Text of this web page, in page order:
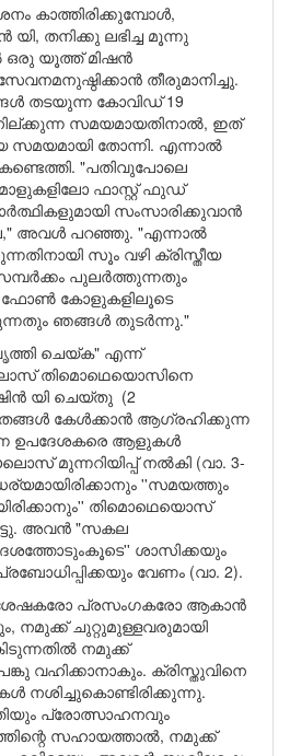
കാത്തിരിക്കുമ്പോൾ,
തനിക്കു ലഭിച്ച മൂന്നു
ഒരു യൂത്ത് മിഷൻ
തീരുമാനിച്ചു.
തടയുന്ന കോവിഡ് 19
സമയമായതിനാൽ, ഇത്
സമയമായി തോന്നി. എന്നാൽ
"പതിവുപോലെ
ഫാസ്റ്റ് ഫുഡ്
സംസാരിക്കുവാൻ
അവൾ പറഞ്ഞു. "എന്നാൽ
സൂം വഴി ക്രിസ്തീയ
പുലർത്തുന്നതും
ഫോൺ കോളുകളിലൂടെ
ഞങ്ങൾ തുടർന്നു."
ചെയ്ക" എന്ന്
തിമൊഥെയൊസിനെ
ഷിൻ യി ചെയ്തു (2
കേൾക്കാൻ ആഗ്രഹിക്കുന്ന
ഉപദേശകരെ ആളുകൾ
മുന്നറിയിപ്പ് നൽകി (വാ. 3-
''സമയത്തും
തിമൊഥെയൊസ്
അവൻ "സകല
ശാസിക്കയും
വേണം (വാ. 2).
പ്രസംഗകരോ ആകാൻ
നമുക്ക് ചുറ്റുമുള്ളവരുമായി
നമുക്ക്
വഹിക്കാനാകും. ക്രിസ്തുവിനെ
നശിച്ചുകൊണ്ടിരിക്കുന്നു.
പ്രോത്സാഹനവും
സഹായത്താൽ, നമുക്ക്